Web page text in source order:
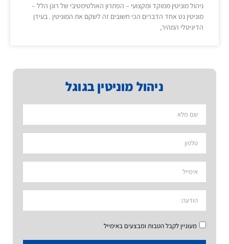
ניהול מוניטין בגוגל
מעוניין לקבל הטבות ומבצעים באימייל
ניהול מוניטין ממוקד ומקצועי – הפתרון האולטימטיבי של רונן הלל –
מוניטין נט אחד הדברים הכי חשובים זה לשקם את המוניטין . בעידן
הדיגיטלי המהיר,